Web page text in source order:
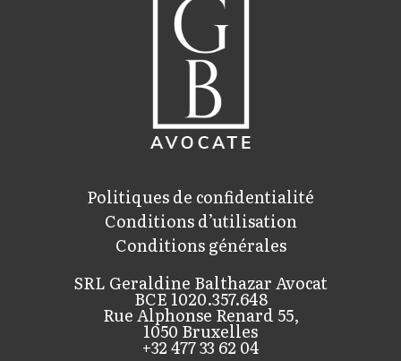
Politiques de confidentialité
Conditions d’utilisation
Conditions générales
SRL Geraldine Balthazar Avocat
BCE 1020.357.648
Rue Alphonse Renard 55,
1050 Bruxelles
+32 477 33 62 04